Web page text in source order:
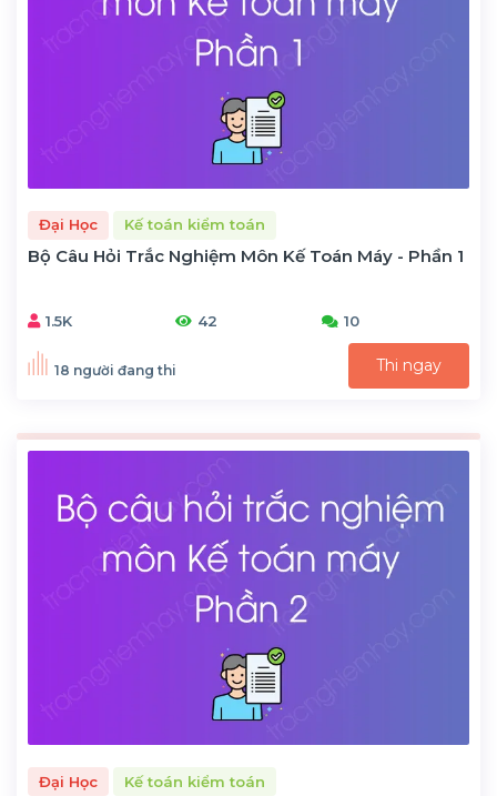
Đại Học Kế toán kiểm toán
Bộ Câu Hỏi Trắc Nghiệm Môn Kế Toán Máy - Phần 1
1.5K 42 10
18 người đang thi Thi ngay
Đại Học Kế toán kiểm toán